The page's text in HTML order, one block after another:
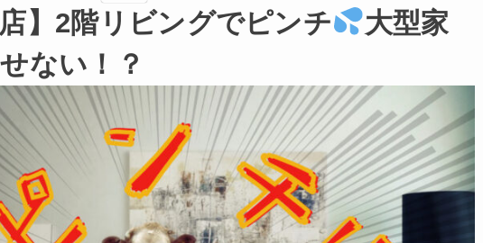
店】2階リビングでピンチ
大型家
ない！？